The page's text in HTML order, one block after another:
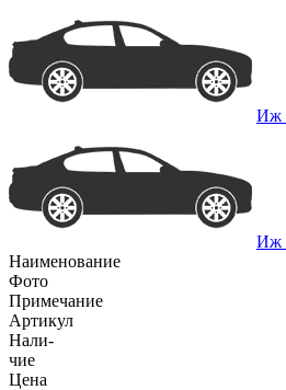
Иж
Иж
Наименование
Фото
Примечание
Артикул
Нали-
чие
Цена